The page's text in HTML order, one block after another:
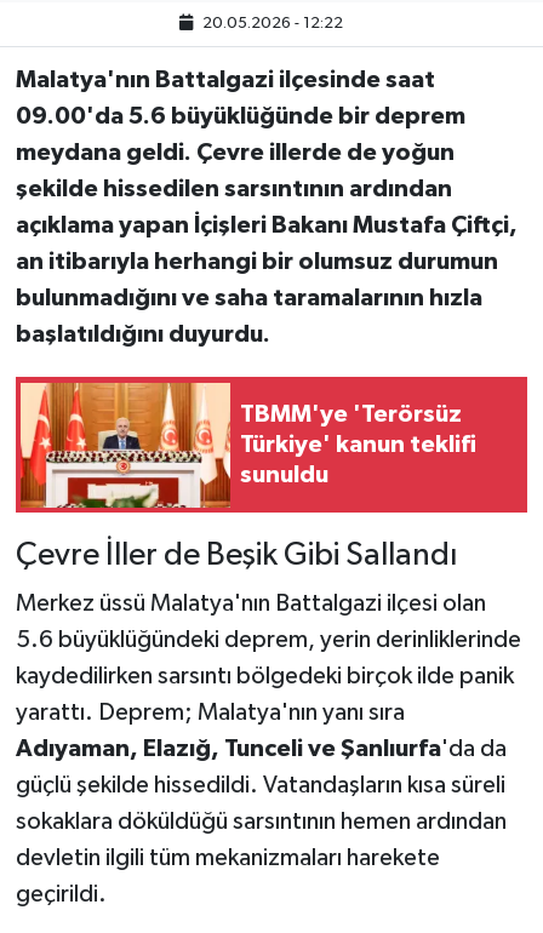
20.05.2026 - 12:22
Malatya'nın Battalgazi ilçesinde saat
09.00'da 5.6 büyüklüğünde bir deprem
meydana geldi. Çevre illerde de yoğun
şekilde hissedilen sarsıntının ardından
açıklama yapan İçişleri Bakanı Mustafa Çiftçi,
an itibarıyla herhangi bir olumsuz durumun
bulunmadığını ve saha taramalarının hızla
başlatıldığını duyurdu.
TBMM'ye 'Terörsüz
Türkiye' kanun teklifi
sunuldu
Çevre İller de Beşik Gibi Sallandı
Merkez üssü Malatya'nın Battalgazi ilçesi olan
5.6 büyüklüğündeki deprem, yerin derinliklerinde
kaydedilirken sarsıntı bölgedeki birçok ilde panik
yarattı. Deprem; Malatya'nın yanı sıra
Adıyaman, Elazığ, Tunceli ve Şanlıurfa'da da
güçlü şekilde hissedildi. Vatandaşların kısa süreli
sokaklara döküldüğü sarsıntının hemen ardından
devletin ilgili tüm mekanizmaları harekete
geçirildi.